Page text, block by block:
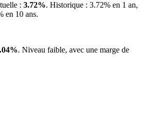
: 3.72%. Historique : 3.72% en 1 an,
en 10 ans.
. Niveau faible, avec une marge de